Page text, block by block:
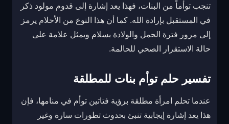
تنجب توأماً من البنات، فهذا يعد إشارة إلى قدوم مولود ذكر
في المستقبل بإرادة الله. كما أن هذا النوع من الأحلام يرمز
إلى مرور فترة الحمل والولادة بسلام ويمثل علامة على
حالة الاستقرار الصحي للحالمة.
تفسير حلم توأم بنات للمطلقة
عندما تحلم امرأة مطلقة برؤية فتاتين توأم في منامها، فإن
هذا يعد إشارة إيجابية تنبئ بحدوث تطورات سارة وغير